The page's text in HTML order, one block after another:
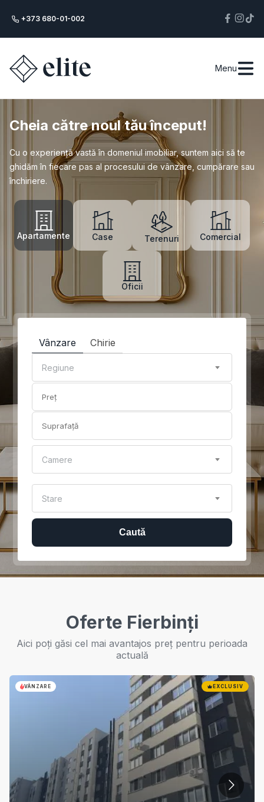
+373 680-01-002
Menu
Cheia către noul tău început!
Cu o experiență vastă în domeniul imobiliar, suntem aici să te
ghidăm în fiecare pas al procesului de vânzare, cumpărare sau
închiriere.
Apartamente Case Terenuri Comercial
Oficii
Vânzare Chirie
Regiune
Camere
Stare
Caută
Oferte Fierbinți
Aici poți găsi cel mai avantajos preț pentru perioada
actuală
VÂNZARE EXCLUSIV